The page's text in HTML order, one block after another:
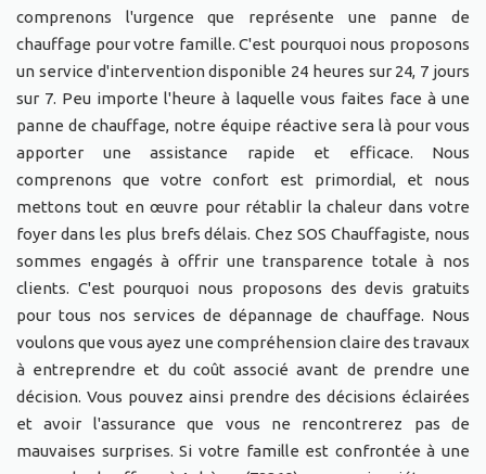
comprenons l'urgence que représente une panne de
chauffage pour votre famille. C'est pourquoi nous proposons
un service d'intervention disponible 24 heures sur 24, 7 jours
sur 7. Peu importe l'heure à laquelle vous faites face à une
panne de chauffage, notre équipe réactive sera là pour vous
apporter une assistance rapide et efficace. Nous
comprenons que votre confort est primordial, et nous
mettons tout en œuvre pour rétablir la chaleur dans votre
foyer dans les plus brefs délais. Chez SOS Chauffagiste, nous
sommes engagés à offrir une transparence totale à nos
clients. C'est pourquoi nous proposons des devis gratuits
pour tous nos services de dépannage de chauffage. Nous
voulons que vous ayez une compréhension claire des travaux
à entreprendre et du coût associé avant de prendre une
décision. Vous pouvez ainsi prendre des décisions éclairées
et avoir l'assurance que vous ne rencontrerez pas de
mauvaises surprises. Si votre famille est confrontée à une